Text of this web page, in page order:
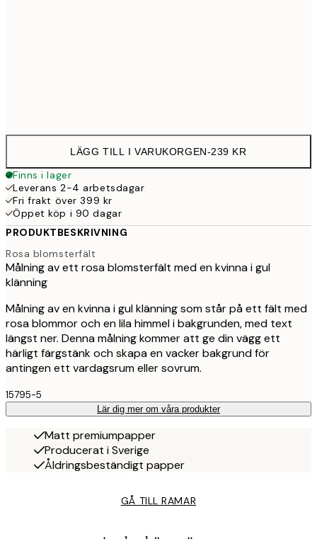
LÄGG TILL I VARUKORGEN-239 KR
Finns i lager
Leverans 2-4 arbetsdagar
Fri frakt över 399 kr
Öppet köp i 90 dagar
PRODUKTBESKRIVNING
Rosa blomsterfält
Målning av ett rosa blomsterfält med en kvinna i gul
klänning
Målning av en kvinna i gul klänning som står på ett fält med
rosa blommor och en lila himmel i bakgrunden, med text
längst ner. Denna målning kommer att ge din vägg ett
härligt färgstänk och skapa en vacker bakgrund för
antingen ett vardagsrum eller sovrum.
15795-5
Lär dig mer om våra produkter
Matt premiumpapper
Producerat i Sverige
Åldringsbeständigt papper
GÅ TILL RAMAR